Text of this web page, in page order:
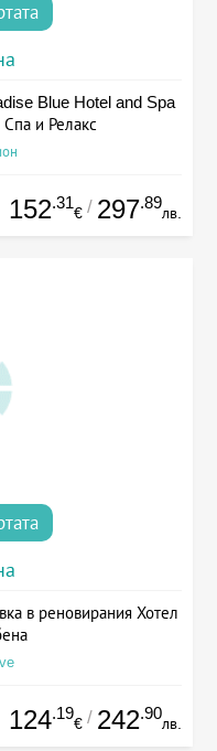
Blue Hotel and Spa
и Релакс
152.31
€ / 297.89
лв.
в реновирания Хотел
124.19
€ / 242.90
лв.